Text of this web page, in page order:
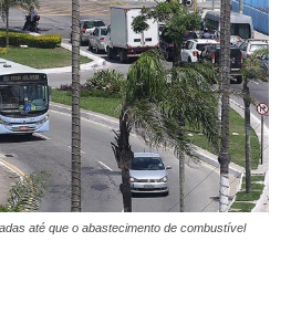
até que o abastecimento de combustível